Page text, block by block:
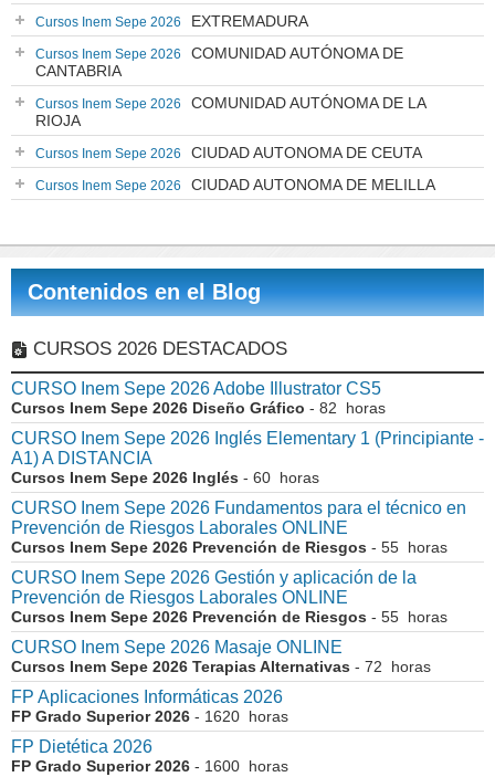
Cursos Inem Sepe 2026 EXTREMADURA
Cursos Inem Sepe 2026
COMUNIDAD AUTÓNOMA DE
CANTABRIA
Cursos Inem Sepe 2026
COMUNIDAD AUTÓNOMA DE LA
RIOJA
Cursos Inem Sepe 2026 CIUDAD AUTONOMA DE CEUTA
Cursos Inem Sepe 2026 CIUDAD AUTONOMA DE MELILLA
Contenidos en el Blog
CURSOS 2026 DESTACADOS
CURSO Inem Sepe 2026 Adobe Illustrator CS5
Cursos Inem Sepe 2026 Diseño Gráfico - 82 horas
CURSO Inem Sepe 2026 Inglés Elementary 1 (Principiante -
A1) A DISTANCIA
Cursos Inem Sepe 2026 Inglés - 60 horas
CURSO Inem Sepe 2026 Fundamentos para el técnico en
Prevención de Riesgos Laborales ONLINE
Cursos Inem Sepe 2026 Prevención de Riesgos - 55 horas
CURSO Inem Sepe 2026 Gestión y aplicación de la
Prevención de Riesgos Laborales ONLINE
Cursos Inem Sepe 2026 Prevención de Riesgos - 55 horas
CURSO Inem Sepe 2026 Masaje ONLINE
Cursos Inem Sepe 2026 Terapias Alternativas - 72 horas
FP Aplicaciones Informáticas 2026
FP Grado Superior 2026 - 1620 horas
FP Dietética 2026
FP Grado Superior 2026 - 1600 horas